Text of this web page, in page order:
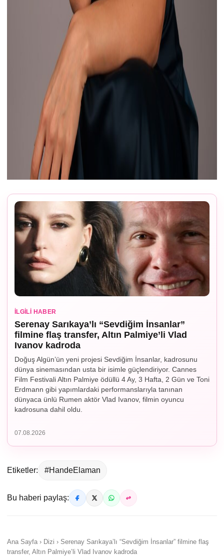
İLGILI HABER
Serenay Sarıkaya’lı “Sevdiğim İnsanlar”
filmine flaş transfer, Altın Palmiye’li Vlad
Ivanov kadroda
Doğuş Algün’ün yeni projesi Sevdiğim İnsanlar, kadrosunu
dünya sinemasından usta bir isimle güçlendiriyor. Cannes
Film Festivali Altın Palmiye ödüllü 4 Ay, 3 Hafta, 2 Gün ve Toni
Erdmann gibi yapımlardaki performanslarıyla tanınan
dünyaca ünlü Rumen aktör Vlad Ivanov, filmin oyuncu
kadrosuna dahil oldu.
07.08.2026
Etiketler: #HandeElaman
Bu haberi paylaş:
Ana Sayfa › Dizi › Serenay Sarıkaya’lı “Sevdiğim İnsanlar” filmine flaş
transfer, Altın Palmiye’li Vlad Ivanov kadroda